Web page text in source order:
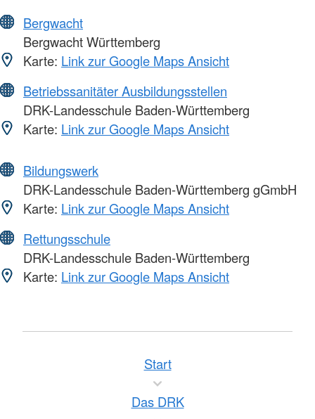
Bergwacht
Bergwacht Württemberg
Karte: Link zur Google Maps Ansicht
Betriebssanitäter Ausbildungsstellen
DRK-Landesschule Baden-Württemberg
Karte: Link zur Google Maps Ansicht
Bildungswerk
DRK-Landesschule Baden-Württemberg gGmbH
Karte: Link zur Google Maps Ansicht
Rettungsschule
DRK-Landesschule Baden-Württemberg
Karte: Link zur Google Maps Ansicht
Start
Das DRK